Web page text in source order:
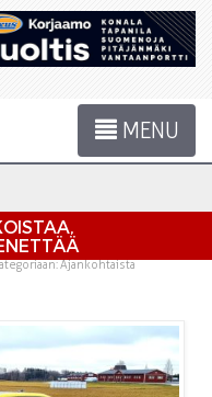
MENU
Ajankohtaista